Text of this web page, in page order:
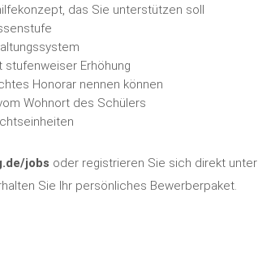
das Sie unterstützen soll
stufenweiser Erhöhung
Honorar nennen können
Wohnort des Schülers
jobs oder registrieren Sie sich direkt unter
Sie Ihr persönliches Bewerberpaket.